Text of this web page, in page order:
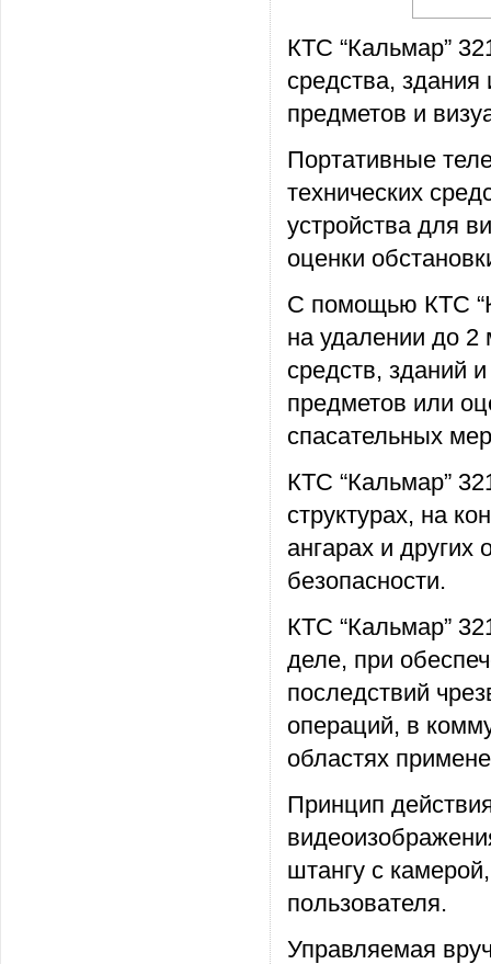
КТС “Кальмар”
средства,
предметов и
Портативные
технических
устройства для
оценки
С помощью КТС
на удалении до 2
средств, зданий
предметов или
спасательных
КТС “Кальмар”
структурах, на
ангарах и других
безопасности.
КТС “Кальмар”
деле, при
последствий
операций, в
областях
Принцип
штангу с
пользователя.
Управляемая